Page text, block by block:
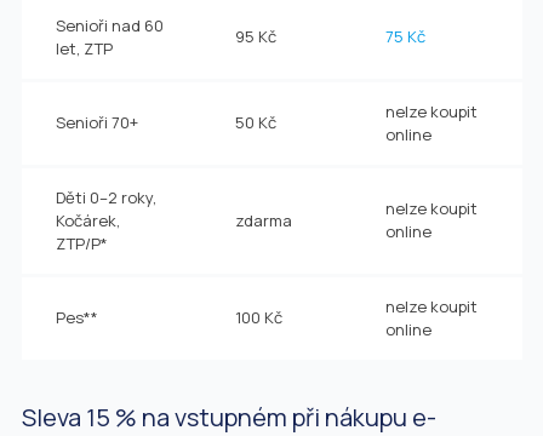
Senioři nad 60
let, ZTP
95 Kč 75 Kč
Senioři 70+ 50 Kč
nelze koupit
online
Děti 0–2 roky,
Kočárek,
ZTP/P*
zdarma
nelze koupit
online
Pes** 100 Kč
nelze koupit
online
Sleva 15 % na vstupném při nákupu e-